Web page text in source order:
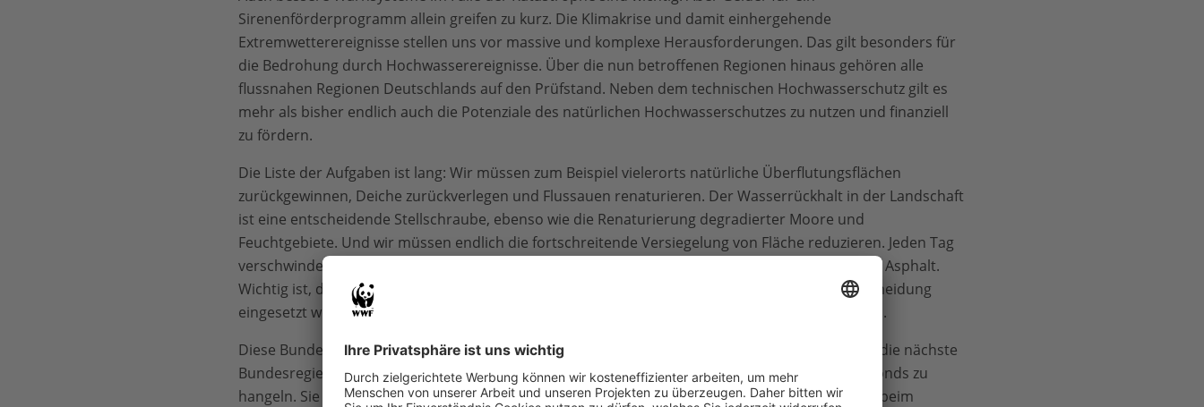
Sirenenförderprogramm allein greifen zu kurz. Die Klimakrise und damit einhergehende
Extremwetterereignisse stellen uns vor massive und komplexe Herausforderungen. Das gilt besonders für
die Bedrohung durch Hochwasserereignisse. Über die nun betroffenen Regionen hinaus gehören alle
flussnahen Regionen Deutschlands auf den Prüfstand. Neben dem technischen Hochwasserschutz gilt es
mehr als bisher endlich auch die Potenziale des natürlichen Hochwasserschutzes zu nutzen und finanziell
zu fördern.
Die Liste der Aufgaben ist lang: Wir müssen zum Beispiel vielerorts natürliche Überflutungsflächen
zurückgewinnen, Deiche zurückverlegen und Flussauen renaturieren. Der Wasserrückhalt in der Landschaft
ist eine entscheidende Stellschraube, ebenso wie die Renaturierung degradierter Moore und
Feuchtgebiete. Und wir müssen endlich die fortschreitende Versiegelung von Fläche reduzieren. Jeden Tag
verschwinden in Deutschland mehr als fünfzig Fußballfelder unbebaute Fläche unter Beton und Asphalt.
Wichtig ist, dass die nun eingesetzten Wiederaufbaugelder nach dem Prinzip der Schadensvermeidung
eingesetzt werden und soweit möglich sowohl Klima- als auch Hochwasserschutz direkt fördern.
Diese Bundesregierung wird diese Aufgaben nicht mehr annehmen. Umso mehr kommt es auf die nächste
Bundesregierung an, sich nicht im Reaktionsmodus von Wiederaufbaufonds zu Wiederaufbaufonds zu
hangeln. Sie muss anpacken und dies besonders beim Klimaschutz. Jedes Zehntelgrad weniger beim